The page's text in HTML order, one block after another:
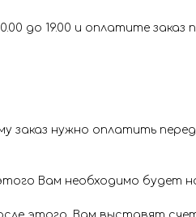
до 19.00 и оплатите заказ
нужно оплатить
Вам необходимо будет